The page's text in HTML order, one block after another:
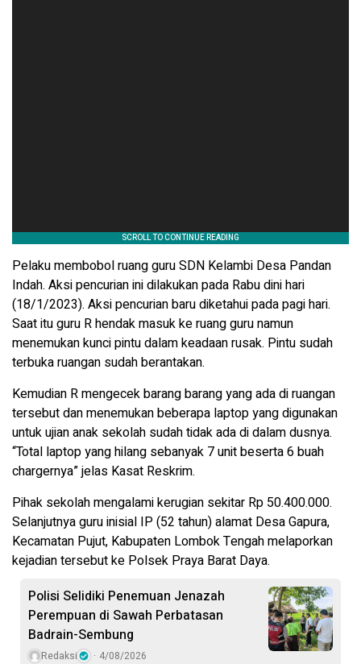
Pelaku membobol ruang guru SDN Kelambi Desa Pandan
Indah. Aksi pencurian ini dilakukan pada Rabu dini hari
(18/1/2023). Aksi pencurian baru diketahui pada pagi hari.
Saat itu guru R hendak masuk ke ruang guru namun
menemukan kunci pintu dalam keadaan rusak. Pintu sudah
terbuka ruangan sudah berantakan.
Kemudian R mengecek barang barang yang ada di ruangan
tersebut dan menemukan beberapa laptop yang digunakan
untuk ujian anak sekolah sudah tidak ada di dalam dusnya.
“Total laptop yang hilang sebanyak 7 unit beserta 6 buah
chargernya” jelas Kasat Reskrim.
Pihak sekolah mengalami kerugian sekitar Rp 50.400.000.
Selanjutnya guru inisial IP (52 tahun) alamat Desa Gapura,
Kecamatan Pujut, Kabupaten Lombok Tengah melaporkan
kejadian tersebut ke Polsek Praya Barat Daya.
Polisi Selidiki Penemuan Jenazah
Perempuan di Sawah Perbatasan
Badrain-Sembung
Redaksi 4/08/2026